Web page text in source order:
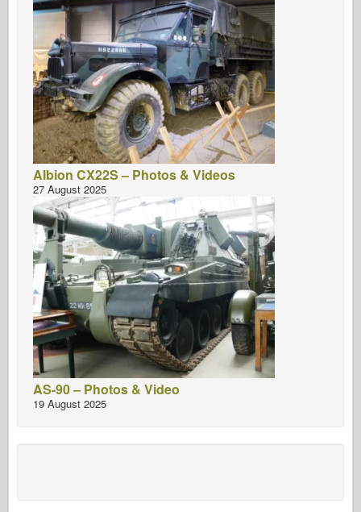
Albion CX22S – Photos & Videos
27 August 2025
AS-90 – Photos & Video
19 August 2025